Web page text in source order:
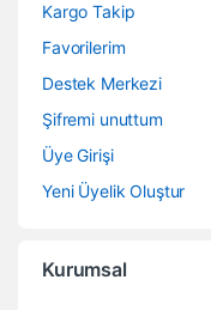
Kargo Takip
Favorilerim
Destek Merkezi
Şifremi unuttum
Üye Girişi
Yeni Üyelik Oluştur
Kurumsal